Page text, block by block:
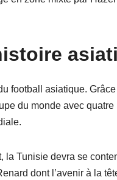
football asiatique.
du monde avec quatre
Tunisie devra se
dont l’avenir à la